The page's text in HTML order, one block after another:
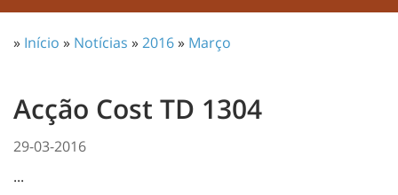
» Início » Notícias »2016» Março
Acção Cost TD 1304
29-03-2016
...